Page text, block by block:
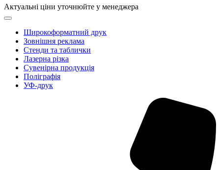
Актуальні ціни уточнюйте у менеджера
Широкоформатний друк
Зовнішня реклама
Стенди та таблички
Лазерна різка
Сувенірна продукція
Поліграфія
УФ-друк